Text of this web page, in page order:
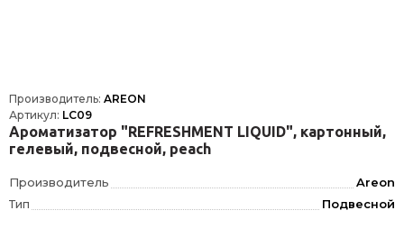
Производитель: AREON
Артикул: LC09
Ароматизатор "REFRESHMENT LIQUID", картонный,
гелевый, подвесной, peach
Производитель
Areon
Тип
Подвесной